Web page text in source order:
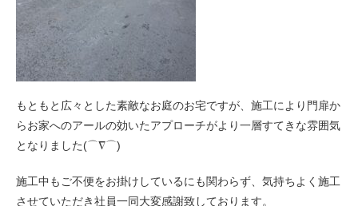
もともと広々とした素敵なお庭のお宅ですが、施工により門扉か
らお家へのアールの効いたアプローチがより一層すてきな雰囲気
となりました(⌒∇⌒)
施工中もご不便をお掛けしているにも関わらず、気持ちよく施工
させていただき社員一同大変感謝致しております。